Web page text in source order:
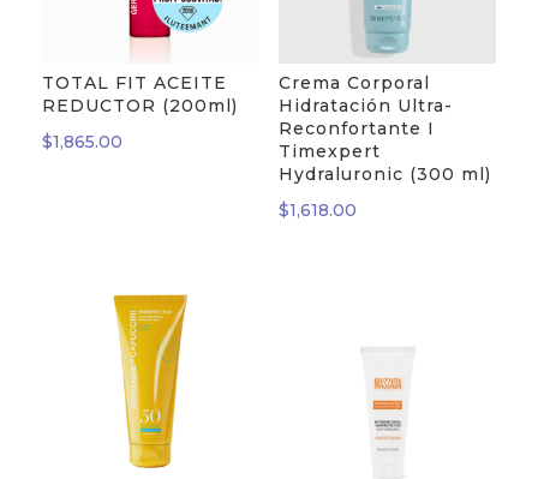
TOTAL FIT ACEITE
REDUCTOR (200ml)
$1,865.00
Crema Corporal
Hidratación Ultra-
Reconfortante I
Timexpert
Hydraluronic (300 ml)
$1,618.00